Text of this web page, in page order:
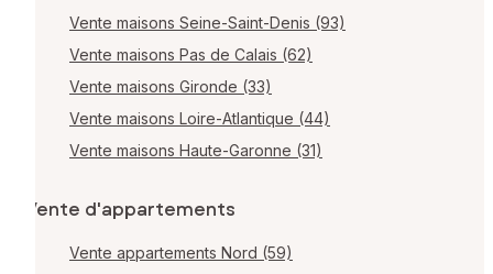
Vente maisons Seine-Saint-Denis (93)
Vente maisons Pas de Calais (62)
Vente maisons Gironde (33)
Vente maisons Loire-Atlantique (44)
Vente maisons Haute-Garonne (31)
Vente d'appartements
Vente appartements Nord (59)